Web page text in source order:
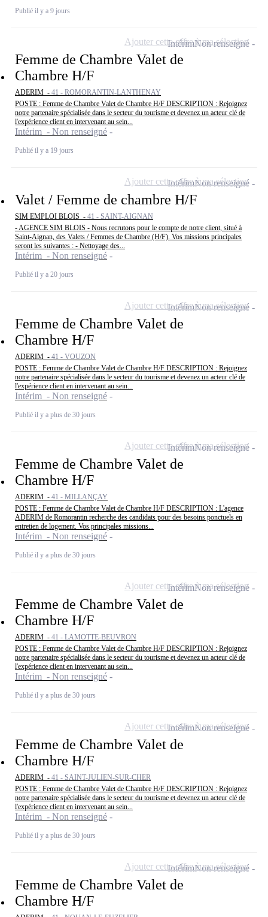
Publié il y a 9 jours
Femme de Chambre Valet de
Chambre H/F
ADERIM - 41 - ROMORANTIN-LANTHENAY
POSTE : Femme de Chambre Valet de Chambre H/F DESCRIPTION : Rejoignez
notre partenaire spécialisée dans le secteur du tourisme et devenez un acteur clé de
l'expérience client en intervenant au sein...
Intérim - Non renseigné
Publié il y a 19 jours
IntérimNon renseigné
Ajouter cette offre à ma sélection
Valet / Femme de chambre H/F
SIM EMPLOI BLOIS - 41 - SAINT-AIGNAN
- AGENCE SIM BLOIS - Nous recrutons pour le compte de notre client, situé à
Saint-Aignan, des Valets / Femmes de Chambre (H/F). Vos missions principales
seront les suivantes : - Nettoyage des...
Intérim - Non renseigné
Publié il y a 20 jours
IntérimNon renseigné
Ajouter cette offre à ma sélection
Femme de Chambre Valet de
Chambre H/F
ADERIM - 41 - VOUZON
POSTE : Femme de Chambre Valet de Chambre H/F DESCRIPTION : Rejoignez
notre partenaire spécialisée dans le secteur du tourisme et devenez un acteur clé de
l'expérience client en intervenant au sein...
Intérim - Non renseigné
Publié il y a plus de 30 jours
IntérimNon renseigné
Ajouter cette offre à ma sélection
Femme de Chambre Valet de
Chambre H/F
ADERIM - 41 - MILLANÇAY
POSTE : Femme de Chambre Valet de Chambre H/F DESCRIPTION : L'agence
ADERIM de Romorantin recherche des candidats pour des besoins ponctuels en
entretien de logement. Vos principales missions...
Intérim - Non renseigné
Publié il y a plus de 30 jours
IntérimNon renseigné
Ajouter cette offre à ma sélection
Femme de Chambre Valet de
Chambre H/F
ADERIM - 41 - LAMOTTE-BEUVRON
POSTE : Femme de Chambre Valet de Chambre H/F DESCRIPTION : Rejoignez
notre partenaire spécialisée dans le secteur du tourisme et devenez un acteur clé de
l'expérience client en intervenant au sein...
Intérim - Non renseigné
Publié il y a plus de 30 jours
IntérimNon renseigné
Ajouter cette offre à ma sélection
Femme de Chambre Valet de
Chambre H/F
ADERIM - 41 - SAINT-JULIEN-SUR-CHER
POSTE : Femme de Chambre Valet de Chambre H/F DESCRIPTION : Rejoignez
notre partenaire spécialisée dans le secteur du tourisme et devenez un acteur clé de
l'expérience client en intervenant au sein...
Intérim - Non renseigné
Publié il y a plus de 30 jours
IntérimNon renseigné
Ajouter cette offre à ma sélection
Femme de Chambre Valet de
Chambre H/F
IntérimNon renseigné
Ajouter cette offre à ma sélection